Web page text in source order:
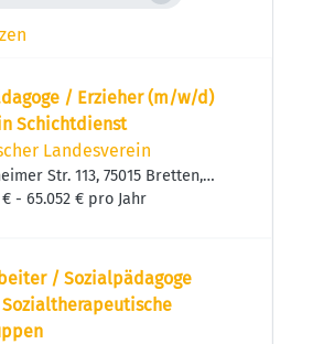
/ Erzieher (m/w/d)
Schichtdienst
Landesverein
Str. 113, 75015 Bretten,
€ - 65.052 € pro Jahr
/ Sozialpädagoge